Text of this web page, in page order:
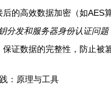
的高效数据加密（如AES算
分发和服务器身份认证问题
保证数据的完整性，防止被
：原理与工具